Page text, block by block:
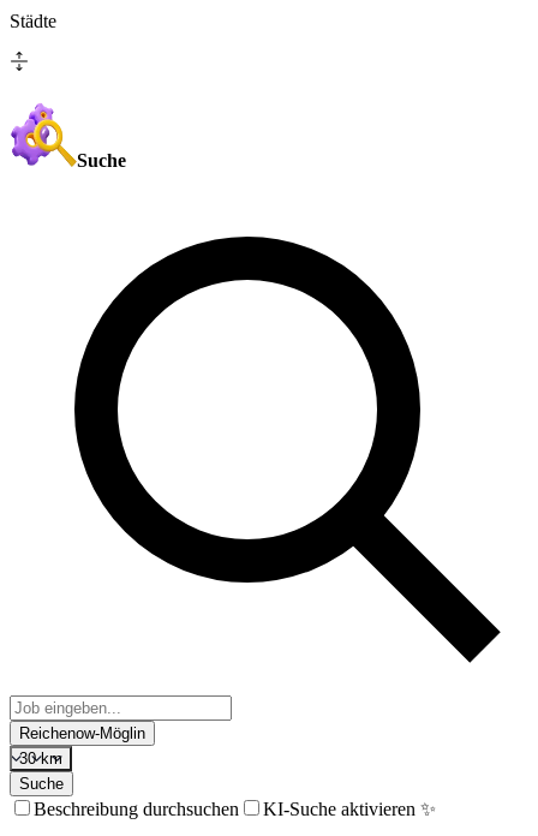
Städte
Suche
Reichenow-Möglin
30 km
Suche
Beschreibung durchsuchen KI-Suche aktivieren ✨